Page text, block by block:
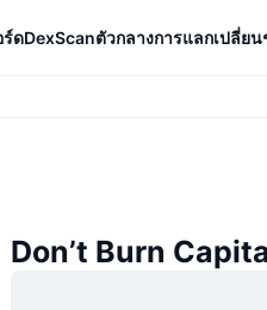
ดDexScanตัวกลางการแลกเปลี่ยน
Don’t Burn